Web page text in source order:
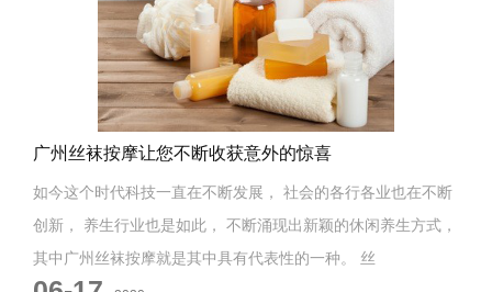
广州丝袜按摩让您不断收获意外的惊喜
如今这个时代科技一直在不断发展， 社会的各行各业也在不断
创新， 养生行业也是如此， 不断涌现出新颖的休闲养生方式，
其中广州丝袜按摩就是其中具有代表性的一种。 丝